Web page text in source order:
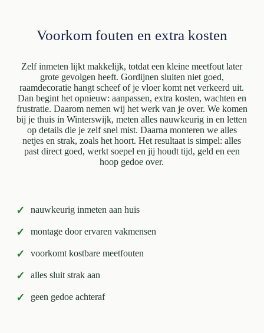
Voorkom fouten en extra kosten
Zelf inmeten lijkt makkelijk, totdat een kleine meetfout later
grote gevolgen heeft. Gordijnen sluiten niet goed,
raamdecoratie hangt scheef of je vloer komt net verkeerd uit.
Dan begint het opnieuw: aanpassen, extra kosten, wachten en
frustratie. Daarom nemen wij het werk van je over. We komen
bij je thuis in Winterswijk, meten alles nauwkeurig in en letten
op details die je zelf snel mist. Daarna monteren we alles
netjes en strak, zoals het hoort. Het resultaat is simpel: alles
past direct goed, werkt soepel en jij houdt tijd, geld en een
hoop gedoe over.
✓ nauwkeurig inmeten aan huis
✓ montage door ervaren vakmensen
✓ voorkomt kostbare meetfouten
✓ alles sluit strak aan
✓ geen gedoe achteraf